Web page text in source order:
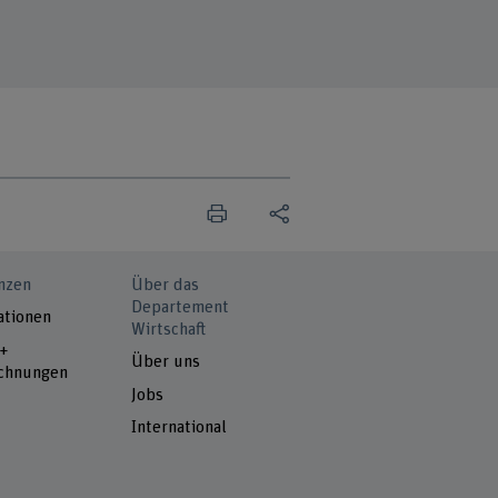
Über das
Departement
Wirtschaft
Über uns
Jobs
International